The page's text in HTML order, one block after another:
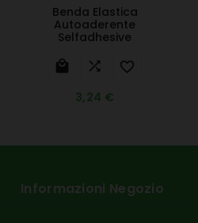
Benda Elastica
Autoaderente
Selfadhesive
  
3,24 €
Informazioni Negozio